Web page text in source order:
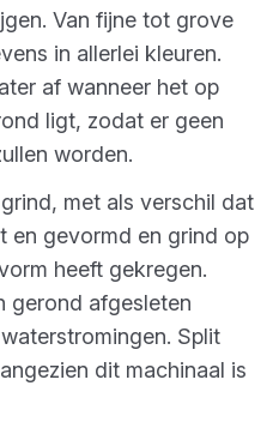
Van fijne tot grove
in allerlei kleuren.
af wanneer het op
ligt, zodat er geen
worden.
met als verschil dat
en gevormd en grind op
heeft gekregen.
gerond afgesleten
Split
dit machinaal is